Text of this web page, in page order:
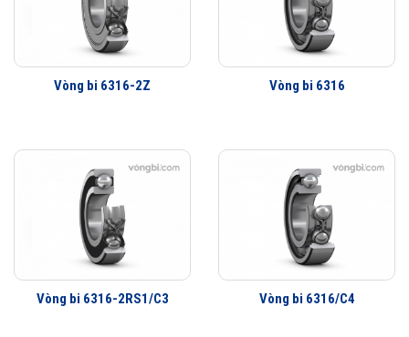
Vòng bi 6316-2Z Vòng bi 6316
Vòng bi 6316-2RS1/C3 Vòng bi 6316/C4